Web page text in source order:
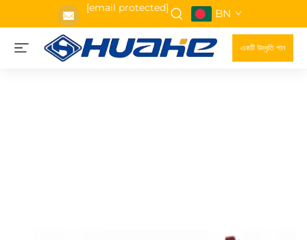
[email protected] BN
একটি উদ্ধৃতি পান